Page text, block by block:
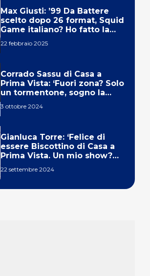
Max Giusti: ’99 Da Battere
scelto dopo 26 format, Squid
Game italiano? Ho fatto la
22 febbraio 2025
Corrado Sassu di Casa a
Prima Vista: ‘Fuori zona? Solo
un tormentone, sogno la
3 ottobre 2024
Gianluca Torre: ‘Felice di
essere Biscottino di Casa a
Prima Vista. Un mio show?
22 settembre 2024